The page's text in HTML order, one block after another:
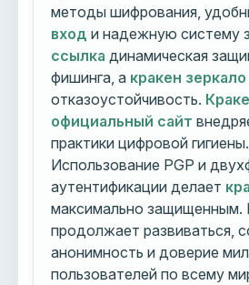
методы шифрования,
вход и надежную систему
ссылка динамическая
фишинга, а кракен зеркало
отказоустойчивость.
официальный сайт
практики цифровой гигиены.
Использование PGP и
аутентификации делает
максимально защищенным.
продолжает развиваться,
анонимность и доверие
пользователей по всему